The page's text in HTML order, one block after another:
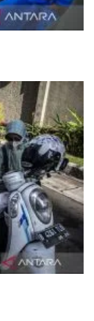
bawa